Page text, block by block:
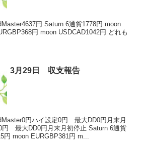
円 Saturn 6通貨1778円 moon
円 moon USDCAD1042円 どれも
3月29日 収支報告
円ハイ設定0円 最大DD0円月末月
円 最大DD0円月末月初停止 Saturn 6通貨
円 moon EURGBP381円 m...